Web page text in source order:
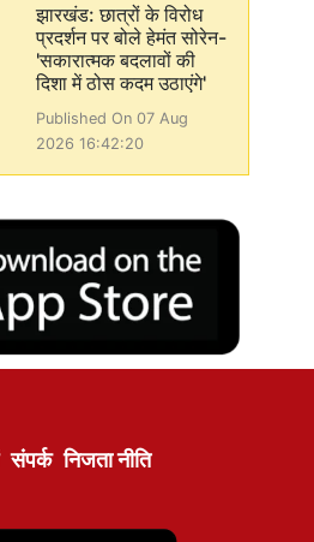
झारखंड: छात्रों के विरोध
प्रदर्शन पर बोले हेमंत सोरेन-
'सकारात्मक बदलावों की
दिशा में ठोस कदम उठाएंगे'
Published On 07 Aug
2026 16:42:20
संपर्क निजता नीति